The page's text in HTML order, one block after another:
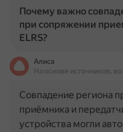
Почему важно
при сопряжении
ELRS?
Алиса
На основе источников,
Совпадение региона
приёмника и
устройства могли